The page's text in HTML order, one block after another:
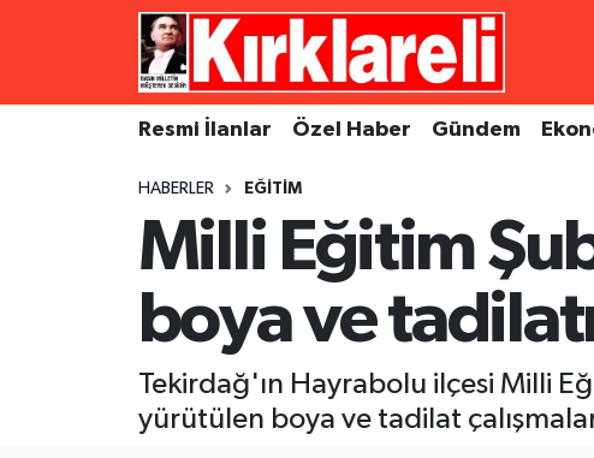
Resmi İlanlar Özel Haber Gündem
HABERLER EĞITIM
Milli Eğitim
boya ve
Tekirdağ'ın Hayrabolu ilçesi Milli
yürütülen boya ve tadilat
Resmi İlanlar
Ekonomi
Kültür Sanat
Magazin
Gizlilik Sözleşmesi
Merkez Nöbetçi Eczaneler
Merkez Trafik Yoğunluk Haritası
Süper Lig Puan Durumu ve Fikstür
Tüm Manşetler
Son Dakika Haberleri